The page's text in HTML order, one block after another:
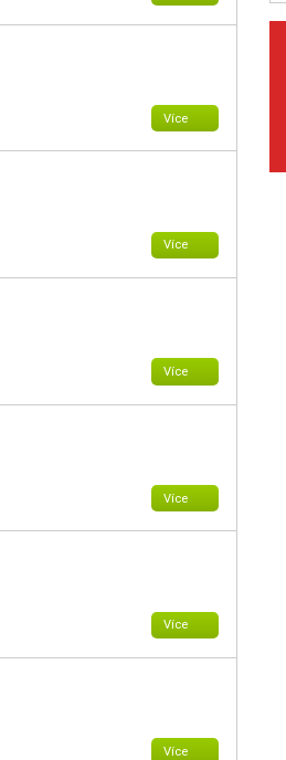
Více
Více
Více
Více
Více
Více